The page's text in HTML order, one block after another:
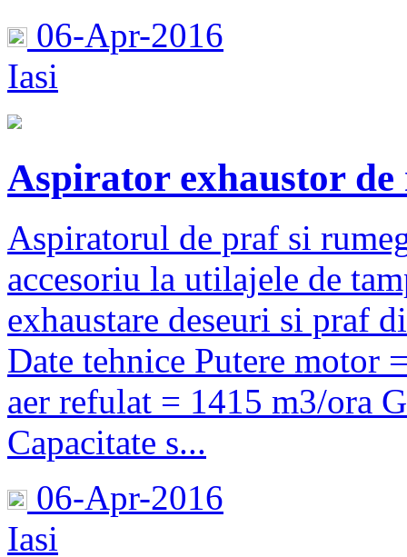
06-Apr-2016
Iasi
Aspirator exhaustor
Aspiratorul de praf si
accesoriu la utilajele de
exhaustare deseuri si praf
Date tehnice Putere motor
aer refulat = 1415 m3/ora
Capacitate s...
06-Apr-2016
Iasi